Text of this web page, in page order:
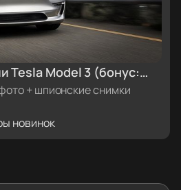
Tesla Model 3 (бонус:
со снимками
+ шпионские снимки
новинок